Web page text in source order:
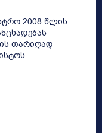
2008 წლის
თარიღად